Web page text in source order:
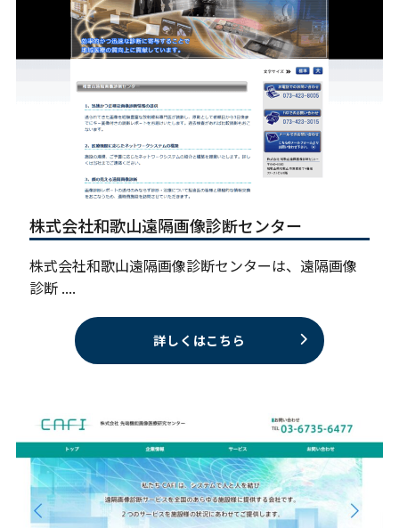
株式会社和歌山遠隔画像診断センター
株式会社和歌山遠隔画像診断センターは、遠隔画像
診断 ....
詳しくはこちら